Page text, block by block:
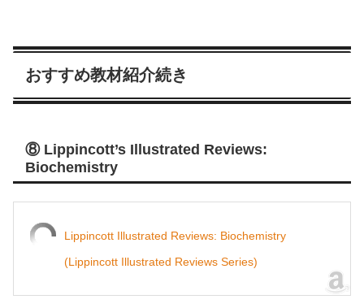
おすすめ教材紹介続き
⑧ Lippincott’s Illustrated Reviews:
Biochemistry
Lippincott Illustrated Reviews: Biochemistry
(Lippincott Illustrated Reviews Series)